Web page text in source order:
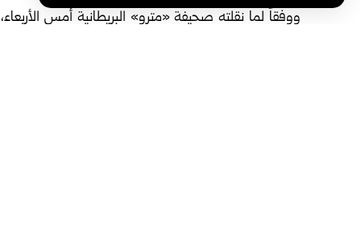
ووفقاً لما نقلته صحيفة «مترو» البريطانية أمس